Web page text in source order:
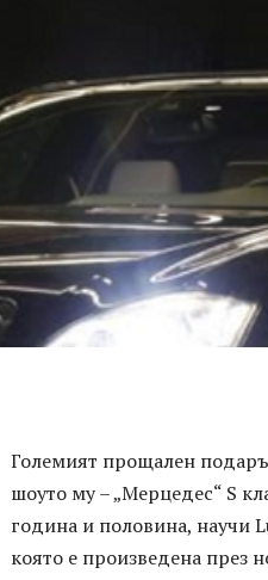
Големият прощален
шоуто му – „Мерцедес“ S
година и половина, научи
която е произведена през